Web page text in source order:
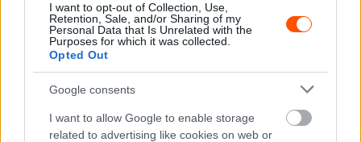
I want to opt-out of Collection, Use,
Retention, Sale, and/or Sharing of my
Personal Data that Is Unrelated with the
Purposes for which it was collected.
Opted Out
Google consents
I want to allow Google to enable storage
related to advertising like cookies on web or
értékelését.